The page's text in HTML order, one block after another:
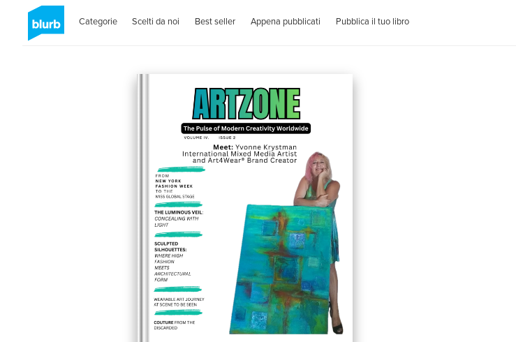
Categorie Scelti da noi Best seller Appena pubblicati Pubblica il tuo libro